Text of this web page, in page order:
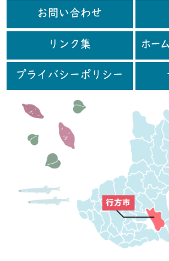
お問い合わせ
リンク集 ホー
プライバシーポリシー